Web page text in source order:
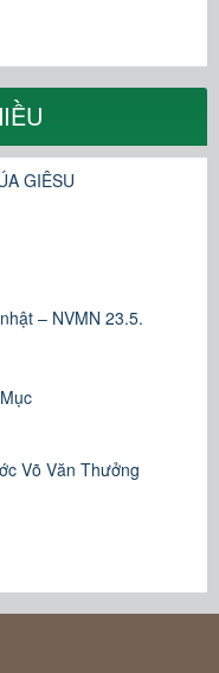
GIÊSU
– NVMN 23.5.
Võ Văn Thưởng